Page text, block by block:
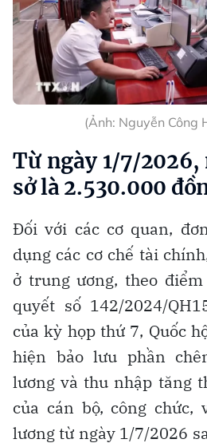
(Ảnh: Nguyễn Công
Từ ngày 1/7/
sở là 2.530.000
Đối với các cơ quan,
dụng các cơ chế tài
ở trung ương, theo
quyết số 142/2024/
của kỳ họp thứ 7, Quốc
hiện bảo lưu phần
lương và thu nhập tăng
của cán bộ, công chức,
lương từ ngày 1/7/2026